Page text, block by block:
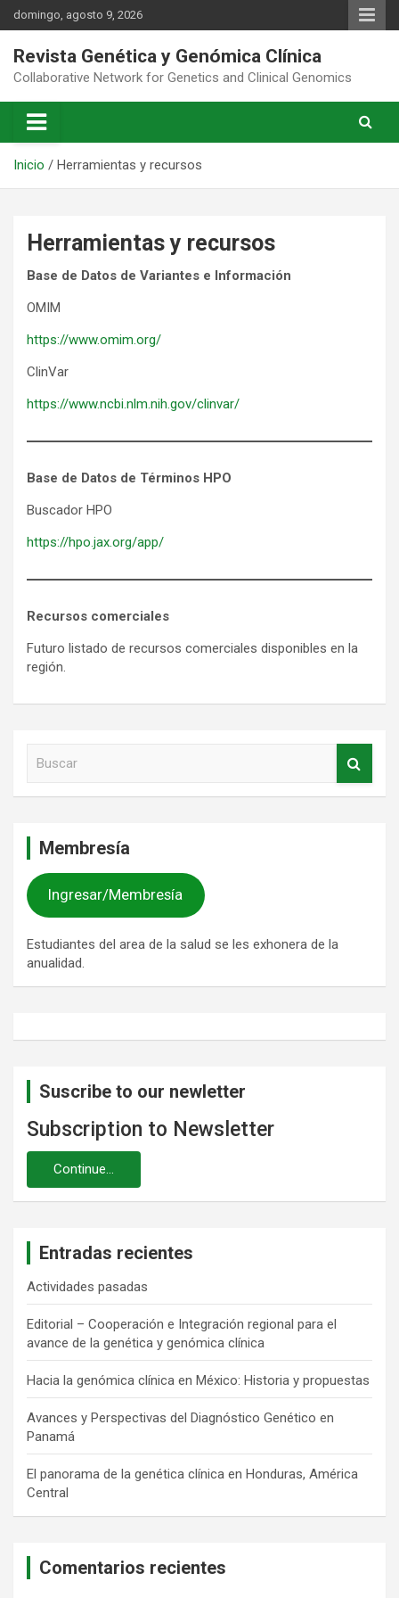
Saltar
al
contenido
domingo, agosto 9, 2026
Revista Genética y Genómica Clínica
Collaborative Network for Genetics and Clinical Genomics
Inicio Herramientas y recursos
Herramientas y recursos
Base de Datos de Variantes e Información
OMIM
https://www.omim.org/
ClinVar
https://www.ncbi.nlm.nih.gov/clinvar/
Base de Datos de Términos HPO
Buscador HPO
https://hpo.jax.org/app/
Recursos comerciales
Futuro listado de recursos comerciales disponibles en la
región.
Membresía
Ingresar/Membresía
Estudiantes del area de la salud se les exhonera de la
anualidad.
Suscribe to our newletter
Subscription to Newsletter
Entradas recientes
Actividades pasadas
Editorial – Cooperación e Integración regional para el
avance de la genética y genómica clínica
Hacia la genómica clínica en México: Historia y propuestas
Avances y Perspectivas del Diagnóstico Genético en
Panamá
El panorama de la genética clínica en Honduras, América
Central
Comentarios recientes